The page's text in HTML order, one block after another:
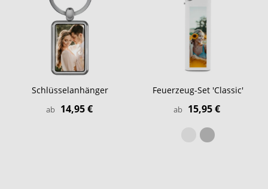
Schlüsselanhänger
ab 14,95 €
Feuerzeug-Set 'Classic'
ab 15,95 €